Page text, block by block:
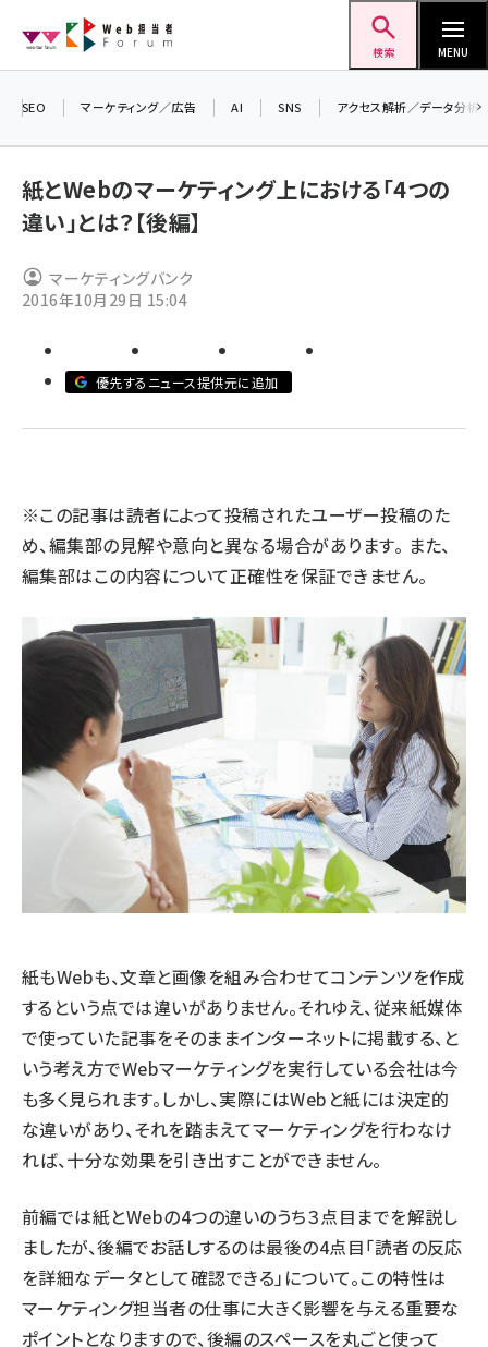
ン
検索 MENU
ai (2804)
note (2312)
llmo (1161)
SEO マーケティング／広告 AI SNS アクセス解析／データ分析
紙とWebのマーケティング上における「4つの
違い」とは？【後編】
マーケティングバンク
2016年10月29日 15:04
優先するニュース提供元に追加
※この記事は読者によって投稿されたユーザー投稿のた
め、編集部の見解や意向と異なる場合があります。 また、
編集部はこの内容について正確性を保証できません。
紙もWebも、文章と画像を組み合わせてコンテンツを作成
するという点では違いがありません。それゆえ、従来紙媒体
で使っていた記事をそのままインターネットに掲載する、と
いう考え方でWebマーケティングを実行している会社は今
も多く見られます。しかし、実際にはWebと紙には決定的
な違いがあり、それを踏まえてマーケティングを行わなけ
れば、十分な効果を引き出すことができません。
前編では紙とWebの4つの違いのうち３点目までを解説し
ましたが、後編でお話しするのは最後の4点目「読者の反応
を詳細なデータとして確認できる」について。この特性は
マーケティング担当者の仕事に大きく影響を与える重要な
ポイントとなりますので、後編のスペースを丸ごと使って